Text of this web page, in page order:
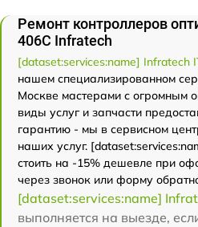
Ремонт контроллеров
406С Infratech
[dataset:services:name] Infratech
нашем специализированном
Москве мастерами с огромным
виды услуг и запчасти
гарантию - мы в сервисном
наших услуг.
стоить на -15% дешевле при
через звонок или форму
[dataset:services:name]
выполняется на выезде,